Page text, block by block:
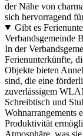
der Nähe von
sich hervorragend
Gibt es
Verbandsgemeinde
In der
Ferienunterkünfte,
Objekte bieten
sind, die eine
zuverlässigem
Schreibtisch und
Wohnarrangements
Produktivität
Atmosphäre, was